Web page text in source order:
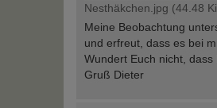
Nesthäkchen.jpg (44.48
Meine Beobachtung
und erfreut, dass es bei
Wundert Euch nicht,
Gruß Dieter